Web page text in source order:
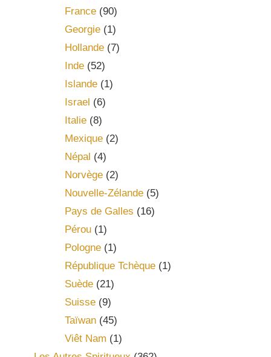
France(90)
Georgie(1)
Hollande(7)
Inde(52)
Islande(1)
Israel (6)
Italie(8)
Mexique(2)
Népal (4)
Norvège(2)
Nouvelle-Zélande(5)
Pays de Galles (16)
Pérou(1)
Pologne(1)
République Tchèque(1)
Suède(21)
Suisse(9)
Taïwan(45)
Viêt Nam (1)